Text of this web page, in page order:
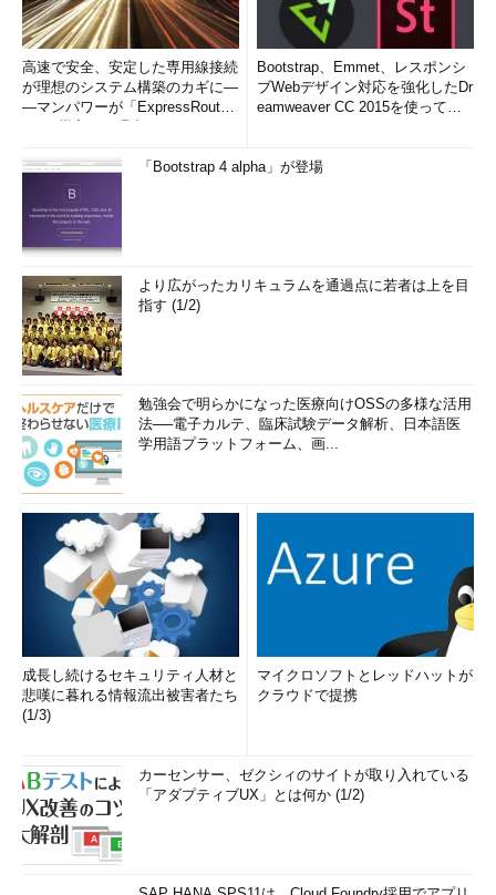
高速で安全、安定した専用線接続
が理想のシステム構築のカギに―
―マンパワーが「ExpressRout
Bootstrap、Emmet、レスポンシ
ブWebデザイン対応を強化したDr
eamweaver CC 2015を使って
「Bootstrap 4 alpha」が登場
より広がったカリキュラムを通過点に若者は上を目
指す (1/2)
勉強会で明らかになった医療向けOSSの多様な活用
法──電子カルテ、臨床試験データ解析、日本語医
学用語プラットフォーム、画...
成長し続けるセキュリティ人材と
悲嘆に暮れる情報流出被害者たち
(1/3)
マイクロソフトとレッドハットが
クラウドで提携
カーセンサー、ゼクシィのサイトが取り入れている
「アダプティブUX」とは何か (1/2)